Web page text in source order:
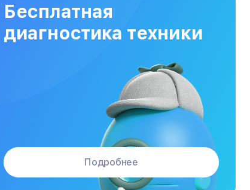
от 120 мин
Бесплатная
диагностика техники
Подробнее